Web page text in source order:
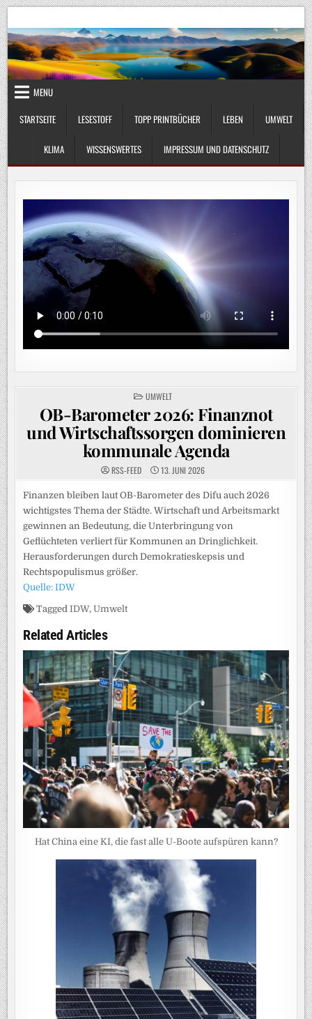
Skip
to
content
UmweltKlima.com
MENU
STARTSEITE
LESESTOFF TOPP PRINTBÜCHER LEBEN UMWELT
KLIMA WISSENSWERTES IMPRESSUM UND DATENSCHUTZ
POSTED
IN
UMWELT
OB-Barometer 2026: Finanznot
und Wirtschaftssorgen dominieren
kommunale Agenda
RSS-FEED 13. JUNI 2026
Finanzen bleiben laut OB-Barometer des Difu auch 2026
wichtigstes Thema der Städte. Wirtschaft und Arbeitsmarkt
gewinnen an Bedeutung, die Unterbringung von
Geflüchteten verliert für Kommunen an Dringlichkeit.
Herausforderungen durch Demokratieskepsis und
Rechtspopulismus größer.
Quelle: IDW
TaggedIDW,Umwelt
Related Articles
Hat China eine KI, die fast alle U-Boote aufspüren kann?